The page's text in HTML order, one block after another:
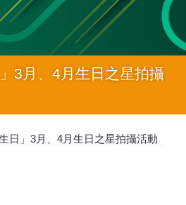
Button
3月、4月生日之星拍攝
日」3月、4月生日之星拍攝活動